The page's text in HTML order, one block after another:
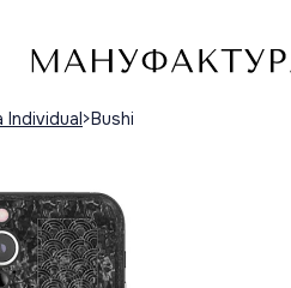
Individual Bushi